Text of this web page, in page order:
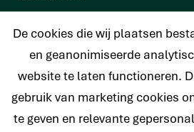
bedraagt € 33.638 op basis van een
een maandtermijn van € 280,32 en een
© 2026 Nederlands Krediet
De cookies die wij plaatsen
en geanonimiseerde
website te laten functioneren.
gebruik van marketing cookies
te geven en relevante